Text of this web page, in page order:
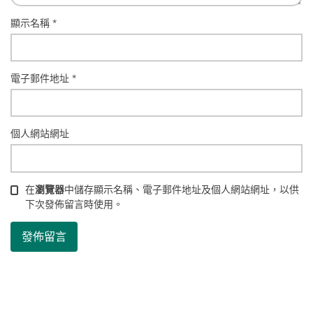
顯示名稱*
電子郵件地址*
個人網站網址
在瀏覽器中儲存顯示名稱、電子郵件地址及個人網站網址，以供
下次發佈留言時使用。